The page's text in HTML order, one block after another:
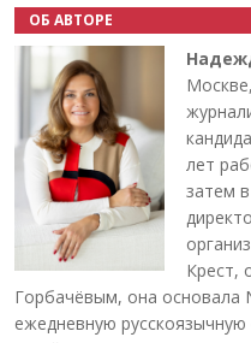
ОБ АВТОРЕ
лет
затем
Крест,
Горбачёвым, она основала
ежедневную